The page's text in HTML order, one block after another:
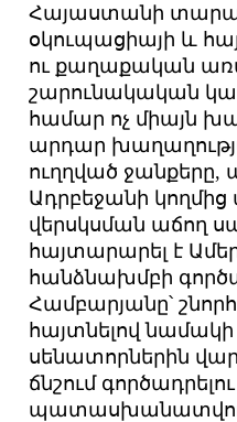
Հայաստանի
օկուպացիայի և
ու քաղաքական
շարունակական
համար ոչ միայն
արդար
ուղղված ջանքերը,
Ադրբեջանի կողմից
վերսկսման աճող
հայտարարել է
հանձնախմբի
Համբարյանը՝
հայտնելով
սենատորներին
ճնշում